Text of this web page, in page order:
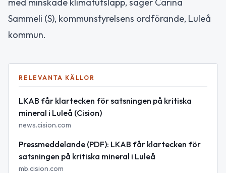
Sammeli (S), kommunstyrelsens ordförande, Luleå
kommun.
RELEVANTA KÄLLOR
LKAB får klartecken för satsningen på kritiska
mineral i Luleå (Cision)
news.cision.com
Pressmeddelande (PDF): LKAB får klartecken för
satsningen på kritiska mineral i Luleå
mb.cision.com